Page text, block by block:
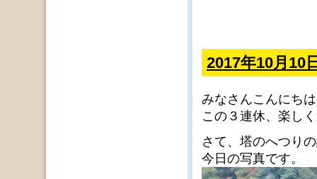
2017年10月10
みなさんこんにちは
この３連休、楽し
さて、塔のへつり
今日の写真です。